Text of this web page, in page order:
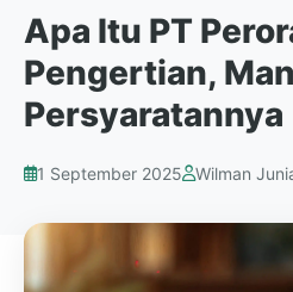
Apa Itu PT
Pengertian,
Persyaratannya
1 September 2025 Wilman